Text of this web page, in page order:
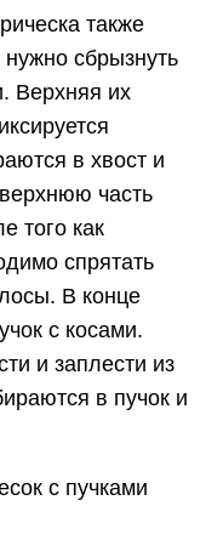
также
сбрызнуть
Верхняя их
в хвост и
часть
того как
спрятать
В конце
с косами.
и заплести из
в пучок и
с пучками